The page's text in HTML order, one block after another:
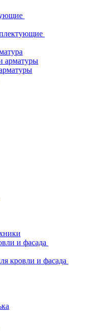
арматуры
и фасада
кровли и фасада